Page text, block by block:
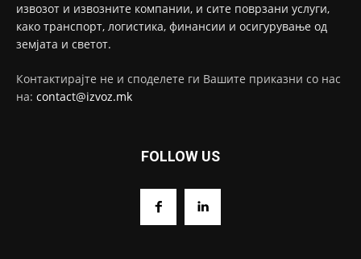
извозот и извозните компании, и сите поврзани услуги,
како транспорт, логистика, финансии и осигурување од
земјата и светот.
Контактирајте не и споделете ги Вашите приказни со нас
на: contact@izvoz.mk
FOLLOW US